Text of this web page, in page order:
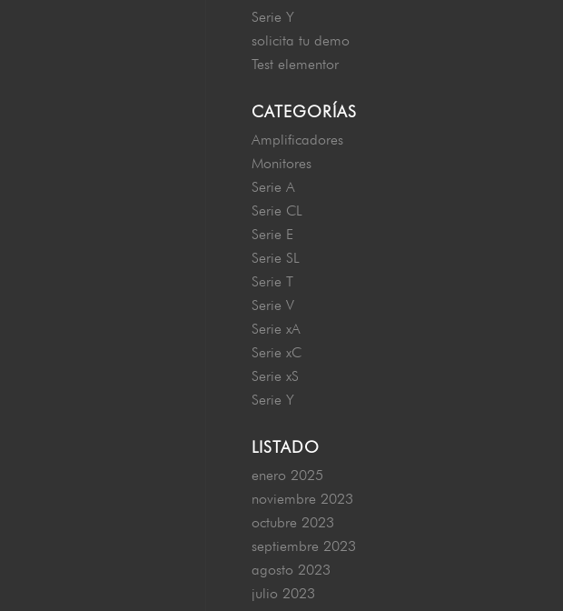
Serie Y
solicita tu demo
Test elementor
CATEGORÍAS
Amplificadores
Monitores
Serie A
Serie CL
Serie E
Serie SL
Serie T
Serie V
Serie xA
Serie xC
Serie xS
Serie Y
LISTADO
enero 2025
noviembre 2023
octubre 2023
septiembre 2023
agosto 2023
julio 2023